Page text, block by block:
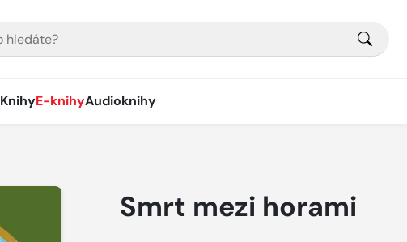
KnihyE-knihyAudioknihy
Smrt mezi horami